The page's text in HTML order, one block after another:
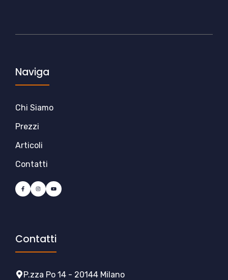
Naviga
Chi Siamo
Prezzi
Articoli
Contatti
Contatti
P.zza Po 14 - 20144 Milano